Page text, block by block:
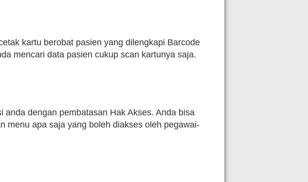
kartu berobat pasien yang dilengkapi Barcode
mencari data pasien cukup scan kartunya saja.
anda dengan pembatasan Hak Akses. Anda bisa
menu apa saja yang boleh diakses oleh pegawai-